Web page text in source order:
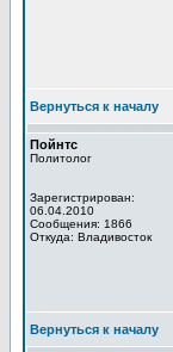
Вернуться к началу
Пойнтс
Политолог
Зарегистрирован:
06.04.2010
Сообщения: 1866
Откуда: Владивосток
Вернуться к началу